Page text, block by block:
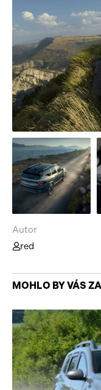
Autor
red
MOHLO BY VÁS